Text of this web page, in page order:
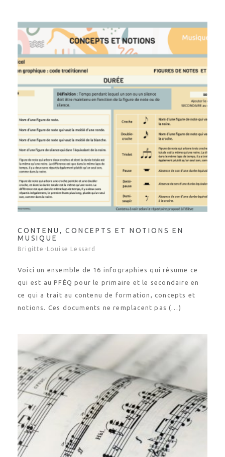
MUSIQUE
Brigitte-Louise Lessard
qui est au PFÉQ pour le primaire et le secondaire en
ce qui a trait au contenu de formation, concepts et
notions. Ces documents ne remplacent pas (…)